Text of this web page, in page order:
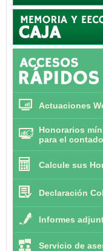
Actuaciones
Honorarios
para el
Calcule sus
Declaración
Informes
Servicio de